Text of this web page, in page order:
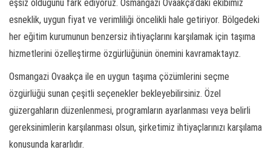
eşsiz olduğunu fark ediyoruz. Osmangazi Ovaakça’daki ekibimiz
esneklik, uygun fiyat ve verimliliği öncelikli hale getiriyor. Bölgedeki
her eğitim kurumunun benzersiz ihtiyaçlarını karşılamak için taşıma
hizmetlerini özelleştirme özgürlüğünün önemini kavramaktayız.
Osmangazi Ovaakça ile en uygun taşıma çözümlerini seçme
özgürlüğü sunan çeşitli seçenekler bekleyebilirsiniz. Özel
güzergahların düzenlenmesi, programların ayarlanması veya belirli
gereksinimlerin karşılanması olsun, şirketimiz ihtiyaçlarınızı karşılama
konusunda kararlıdır.